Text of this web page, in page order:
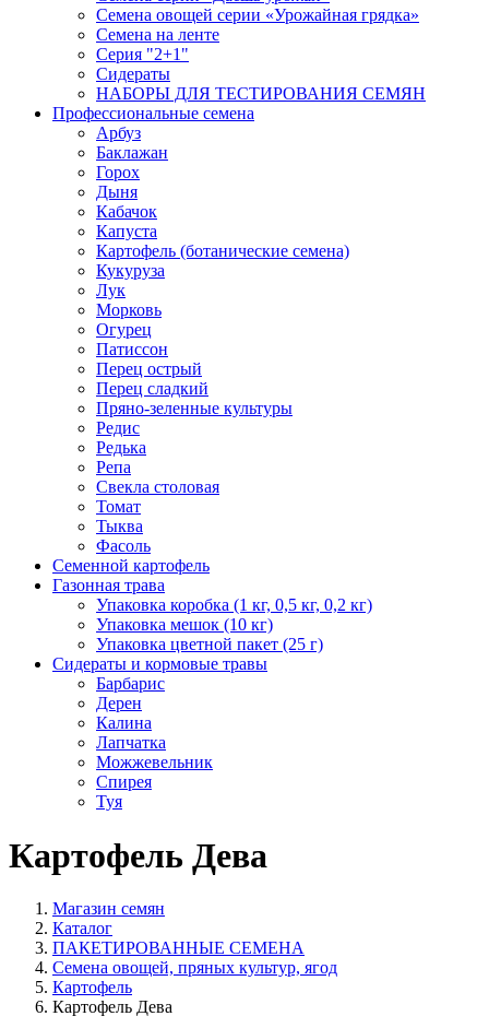
Семена овощей серии «Урожайная грядка»
Семена на ленте
Серия "2+1"
Сидераты
НАБОРЫ ДЛЯ ТЕСТИРОВАНИЯ СЕМЯН
Профессиональные семена
Арбуз
Баклажан
Горох
Дыня
Кабачок
Капуста
Картофель (ботанические семена)
Кукуруза
Лук
Морковь
Огурец
Патиссон
Перец острый
Перец сладкий
Пряно-зеленные культуры
Редис
Редька
Репа
Свекла столовая
Томат
Тыква
Фасоль
Семенной картофель
Газонная трава
Упаковка коробка (1 кг, 0,5 кг, 0,2 кг)
Упаковка мешок (10 кг)
Упаковка цветной пакет (25 г)
Сидераты и кормовые травы
Барбарис
Дерен
Калина
Лапчатка
Можжевельник
Спирея
Туя
Картофель Дева
Магазин семян
Каталог
ПАКЕТИРОВАННЫЕ СЕМЕНА
Семена овощей, пряных культур, ягод
Картофель
Картофель Дева